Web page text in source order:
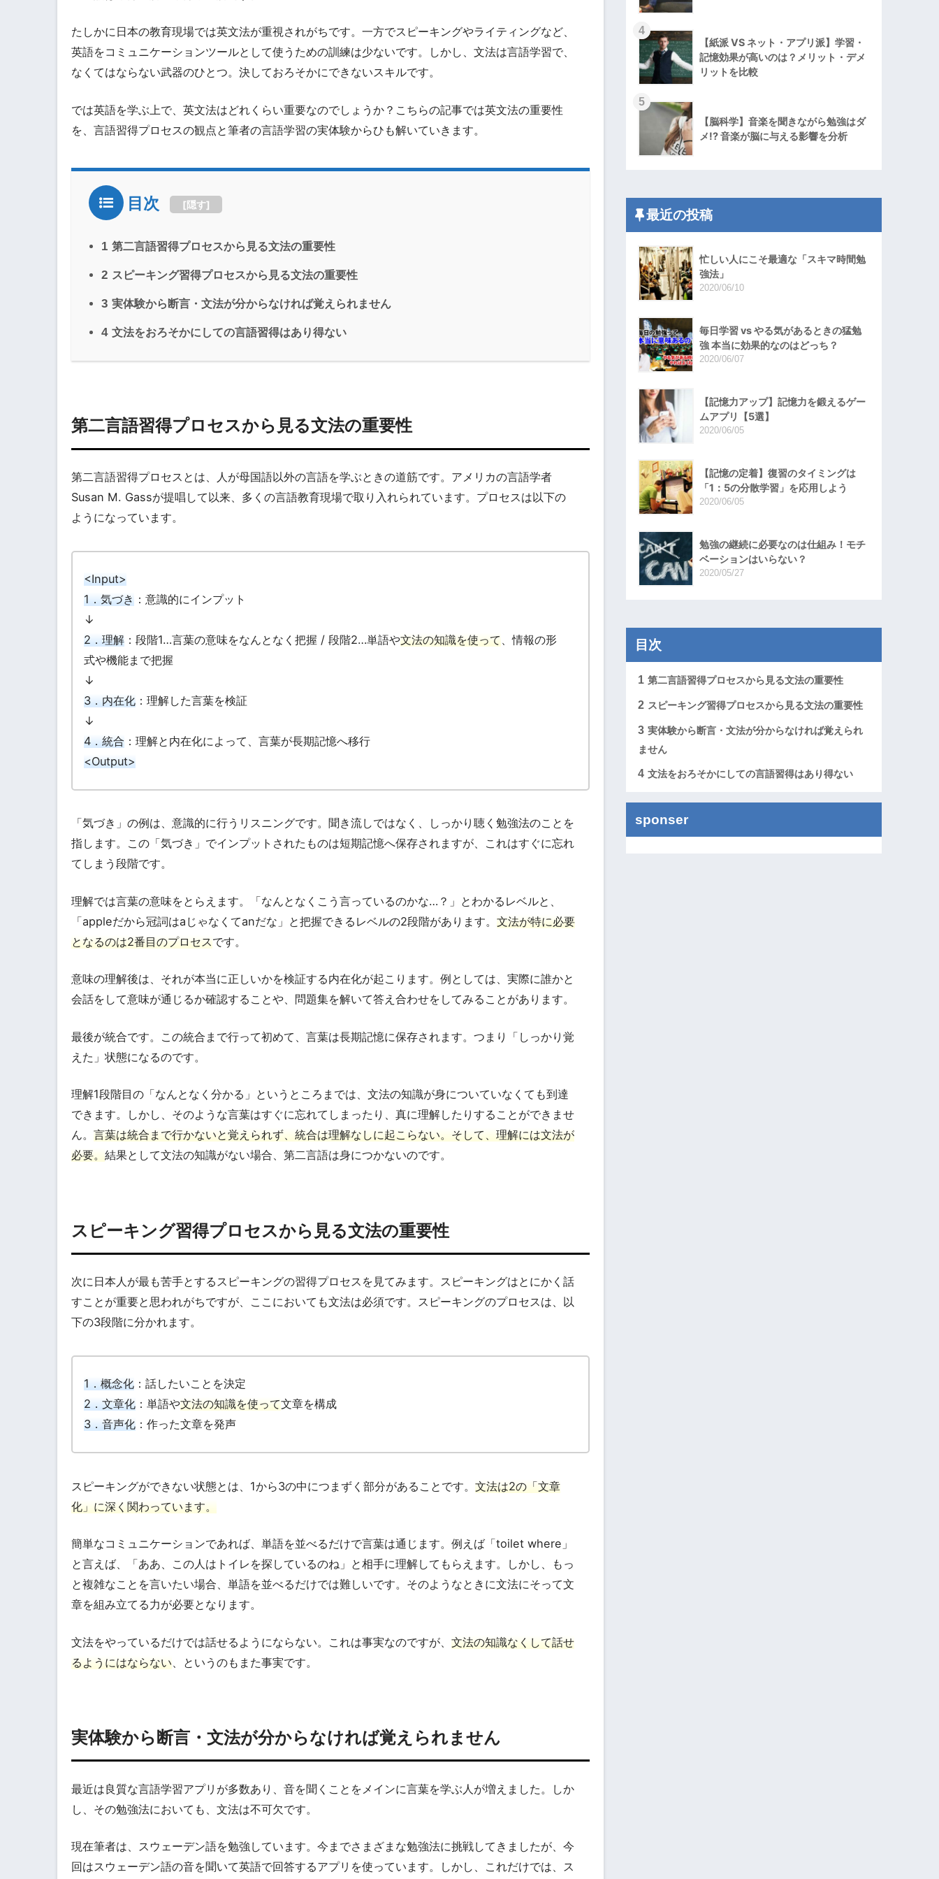
たしかに日本の教育現場では英文法が重視されがちです。一方でスピーキングやライティングなど、
英語をコミュニケーションツールとして使うための訓練は少ないです。しかし、文法は言語学習で、
なくてはならない武器のひとつ。決しておろそかにできないスキルです。
では英語を学ぶ上で、英文法はどれくらい重要なのでしょうか？こちらの記事では英文法の重要性
を、言語習得プロセスの観点と筆者の言語学習の実体験からひも解いていきます。
目次 [隠す]
1 第二言語習得プロセスから見る文法の重要性
2 スピーキング習得プロセスから見る文法の重要性
3 実体験から断言・文法が分からなければ覚えられません
4 文法をおろそかにしての言語習得はあり得ない
第二言語習得プロセスから見る文法の重要性
第二言語習得プロセスとは、人が母国語以外の言語を学ぶときの道筋です。アメリカの言語学者
Susan M. Gassが提唱して以来、多くの言語教育現場で取り入れられています。プロセスは以下の
ようになっています。
<Input>
1．気づき ：意識的にインプット
↓
2．理解 ：段階1…言葉の意味をなんとなく把握 / 段階2…単語や文法の知識を使って、情報の形
式や機能まで把握
↓
3．内在化 ：理解した言葉を検証
↓
4．統合 ：理解と内在化によって、言葉が長期記憶へ移行
<Output>
「気づき」の例は、意識的に行うリスニングです。聞き流しではなく、しっかり聴く勉強法のことを
指します。この「気づき」でインプットされたものは短期記憶へ保存されますが、これはすぐに忘れ
てしまう段階です。
理解では言葉の意味をとらえます。「なんとなくこう言っているのかな…？」とわかるレベルと、
「appleだから冠詞はaじゃなくてanだな」と把握できるレベルの2段階があります。 文法が特に必要
となるのは2番目のプロセスです。
意味の理解後は、それが本当に正しいかを検証する内在化が起こります。例としては、実際に誰かと
会話をして意味が通じるか確認することや、問題集を解いて答え合わせをしてみることがあります。
最後が統合です。この統合まで行って初めて、言葉は長期記憶に保存されます。つまり「しっかり覚
えた」状態になるのです。
理解1段階目の「なんとなく分かる」というところまでは、文法の知識が身についていなくても到達
できます。しかし、そのような言葉はすぐに忘れてしまったり、真に理解したりすることができませ
ん。 言葉は統合まで行かないと覚えられず、統合は理解なしに起こらない。そして、理解には文法が
必要。結果として文法の知識がない場合、第二言語は身につかないのです。
スピーキング習得プロセスから見る文法の重要性
次に日本人が最も苦手とするスピーキングの習得プロセスを見てみます。スピーキングはとにかく話
すことが重要と思われがちですが、ここにおいても文法は必須です。スピーキングのプロセスは、以
下の3段階に分かれます。
1．概念化 ：話したいことを決定
2．文章化 ：単語や文法の知識を使って文章を構成
3．音声化 ：作った文章を発声
スピーキングができない状態とは、1から3の中につまずく部分があることです。 文法は2の「文章
化」に深く関わっています。
簡単なコミュニケーションであれば、単語を並べるだけで言葉は通じます。例えば「toilet where」
と言えば、「ああ、この人はトイレを探しているのね」と相手に理解してもらえます。しかし、もっ
と複雑なことを言いたい場合、単語を並べるだけでは難しいです。そのようなときに文法にそって文
章を組み立てる力が必要となります。
文法をやっているだけでは話せるようにならない。これは事実なのですが、 文法の知識なくして話せ
るようにはならない 、というのもまた事実です。
実体験から断言・文法が分からなければ覚えられません
最近は良質な言語学習アプリが多数あり、音を聞くことをメインに言葉を学ぶ人が増えました。しか
し、その勉強法においても、文法は不可欠です。
現在筆者は、スウェーデン語を勉強しています。今までさまざまな勉強法に挑戦してきましたが、今
回はスウェーデン語の音を聞いて英語で回答するアプリを使っています。しかし、これだけでは、ス
4
【紙派 VS ネット・アプリ派】学習・
記憶効果が高いのは？メリット・デメ
リットを比較
5
【脳科学】音楽を聞きながら勉強はダ
メ!? 音楽が脳に与える影響を分析
最近の投稿
忙しい人にこそ最適な「スキマ時間勉
強法」
2020/06/10
毎日学習 vs やる気があるときの猛勉
強 本当に効果的なのはどっち？
2020/06/07
【記憶力アップ】記憶力を鍛えるゲー
ムアプリ【5選】
2020/06/05
【記憶の定着】復習のタイミングは
「1：5の分散学習」を応用しよう
2020/06/05
勉強の継続に必要なのは仕組み！モチ
ベーションはいらない？
2020/05/27
目次
1 第二言語習得プロセスから見る文法の重要性
2 スピーキング習得プロセスから見る文法の重要性
3 実体験から断言・文法が分からなければ覚えられ
ません
4 文法をおろそかにしての言語習得はあり得ない
sponser